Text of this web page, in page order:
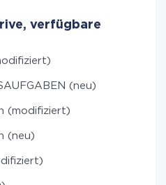
verfügbare
(neu)
(modifiziert)
(neu)